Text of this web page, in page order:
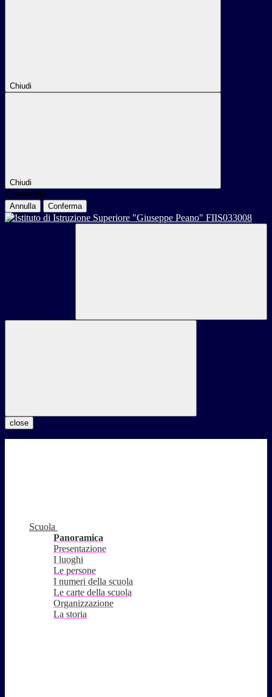
Chiudi
Chiudi
Conferma
Annulla Conferma
close
Scuola
Panoramica
Presentazione
I luoghi
Le persone
I numeri della scuola
Le carte della scuola
Organizzazione
La storia